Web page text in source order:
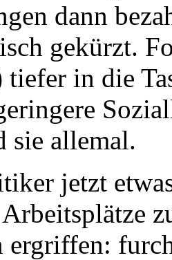
dann
gekürzt.
in die
sie allemal.
jetzt
ergriffen: